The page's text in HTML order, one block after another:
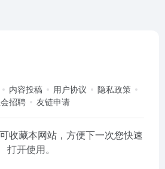
内容投稿 用户协议
隐私政策
招聘
友链申请
可收藏本网站，方便下一次您快速
打开使用。